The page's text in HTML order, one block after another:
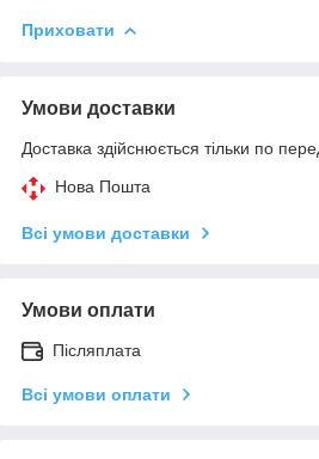
Приховати
Умови доставки
Доставка здійснюється тільки по
Нова Пошта
Всі умови доставки
Умови оплати
Післяплата
Всі умови оплати